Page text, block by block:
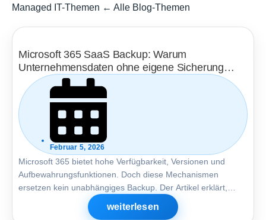
Managed IT-Themen ← Alle Blog-Themen
Microsoft 365 SaaS Backup: Warum
Unternehmensdaten ohne eigene Sicherung
verloren gehen können
Februar 5, 2026
Microsoft 365 bietet hohe Verfügbarkeit, Versionen und
Aufbewahrungsfunktionen. Doch diese Mechanismen
ersetzen kein unabhängiges Backup. Der Artikel erklärt,
warum Cloud-Bordmittel im Ernstfall an Grenzen stoßen und
weshalb Wiederherstellbarkeit von Mandant, Konten und
weiterlesen